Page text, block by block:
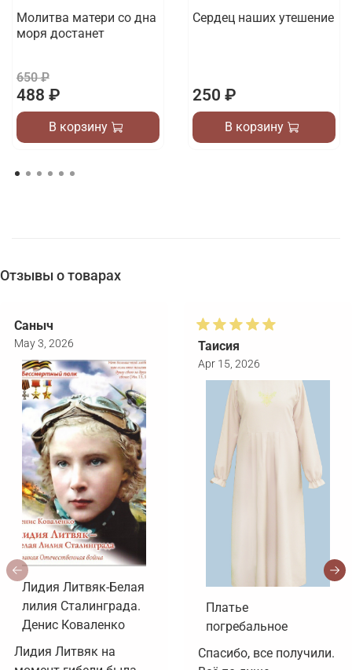
Молитва матери со дна
моря достанет
650 ₽
488 ₽
В корзину
Сердец наших утешение
250 ₽
В корзину
Отзывы о товарах
Саныч
May 3, 2026
Лидия Литвяк-Белая
лилия Сталинграда.
Денис Коваленко
Лидия Литвяк на
Таисия
Apr 15, 2026
Платье
погребальное
Спасибо, все получили.